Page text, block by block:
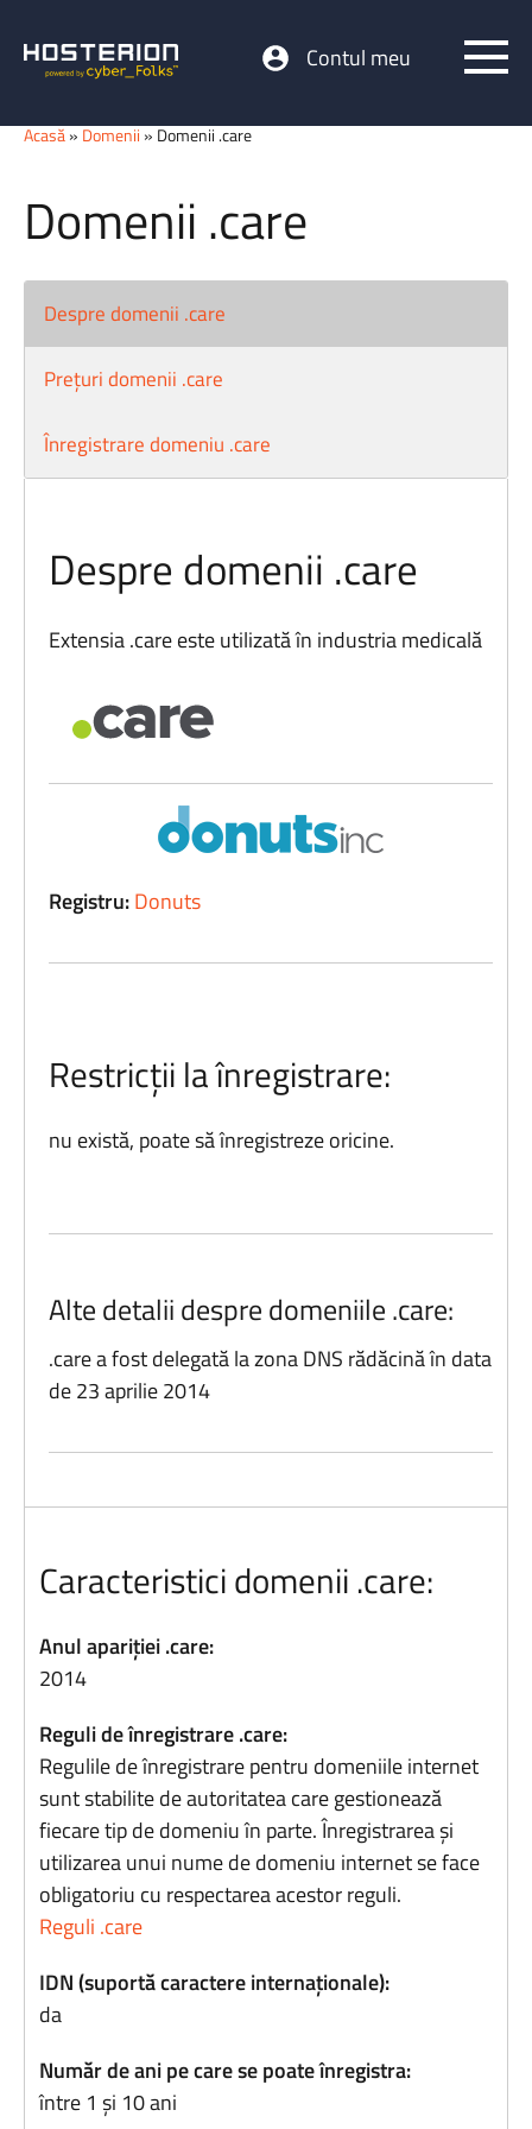
Contul meu
Acasă» Domenii » Domenii .care
Domenii .care
Despre domenii .care
Prețuri domenii .care
Înregistrare domeniu .care
Despre domenii .care
Extensia .care este utilizată în industria medicală
Registru:Donuts
Restricții la înregistrare:
nu există, poate să înregistreze oricine.
Alte detalii despre domeniile .care:
.care a fost delegată la zona DNS rădăcină în data
de 23 aprilie 2014
Caracteristici domenii .care:
Anul apariției .care:
2014
Reguli de înregistrare .care:
Regulile de înregistrare pentru domeniile internet
sunt stabilite de autoritatea care gestionează
fiecare tip de domeniu în parte. Înregistrarea și
utilizarea unui nume de domeniu internet se face
obligatoriu cu respectarea acestor reguli.
Reguli .care
IDN (suportă caractere internaționale):
da
Număr de ani pe care se poate înregistra:
între 1 și 10 ani